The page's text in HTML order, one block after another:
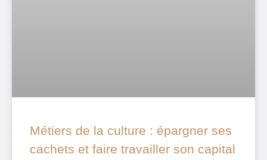
Métiers de la culture : épargner ses
cachets et faire travailler son capital